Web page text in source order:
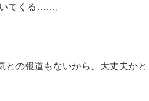
てくる……。
の報道もないから、大丈夫かと